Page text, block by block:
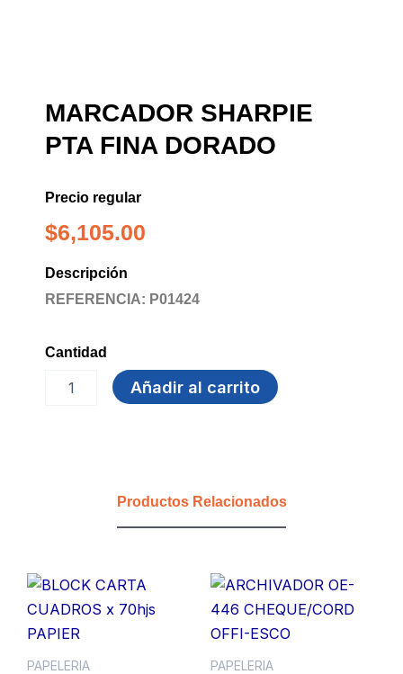
MARCADOR SHARPIE
PTA FINA DORADO
Precio regular
$6,105.00
Descripción
REFERENCIA: P01424
Cantidad
MARCADOR
SHARPIE
Añadir al carrito
Productos Relacionados
PAPELERIA PAPELERIA